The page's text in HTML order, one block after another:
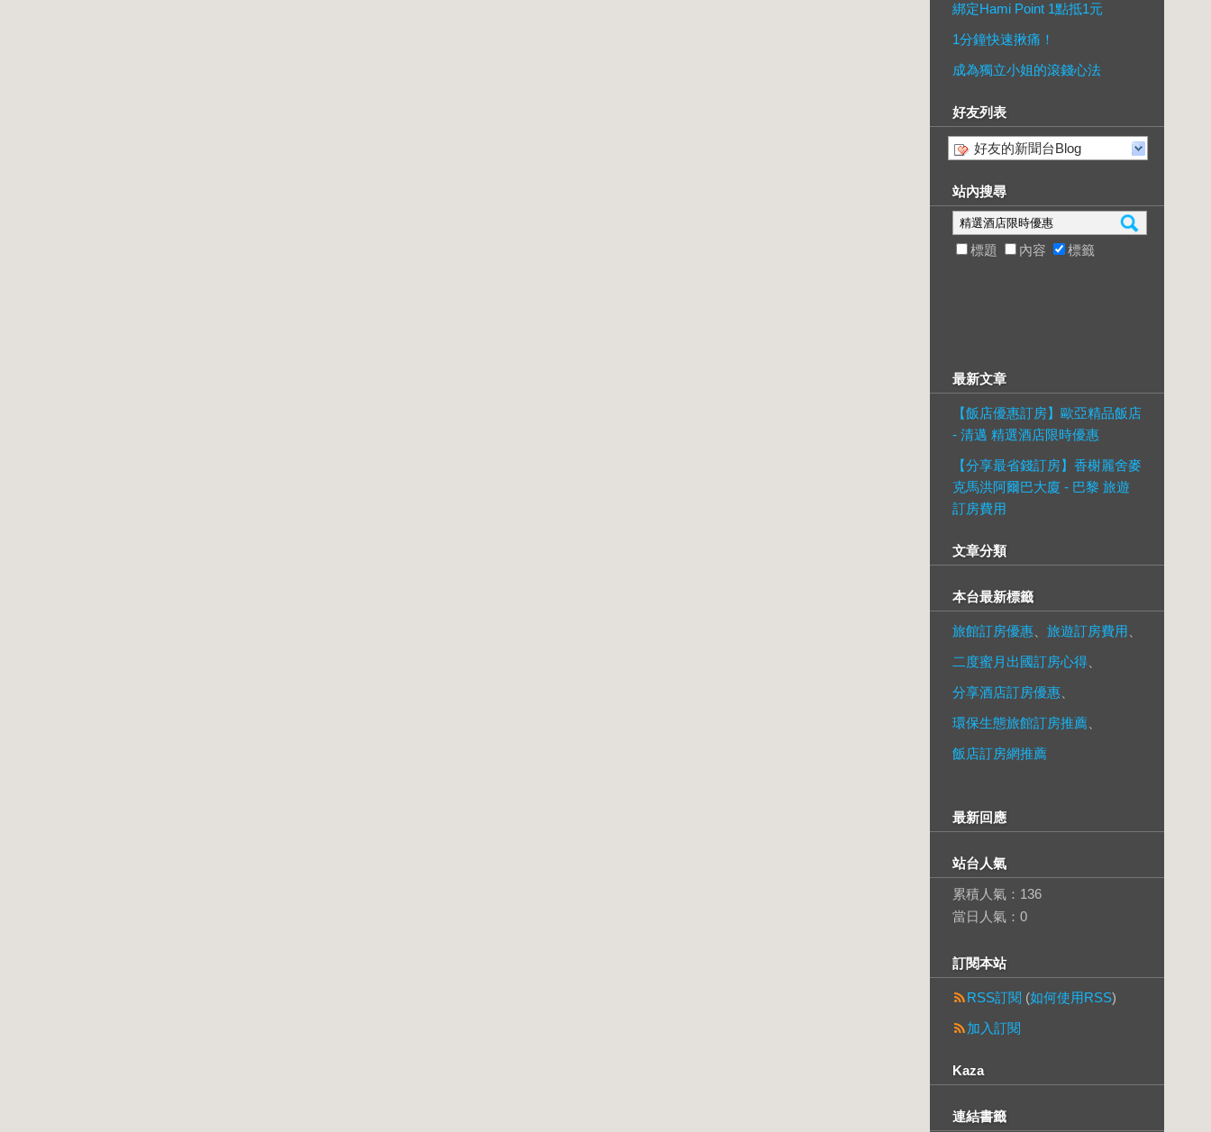
綁定Hami Point 1點抵1元
1分鐘快速揪痛！
成為獨立小姐的滾錢心法
好友列表
好友的新聞台Blog
站內搜尋
標題 內容 標籤
最新文章
【飯店優惠訂房】歐亞精品飯店
- 清邁 精選酒店限時優惠
【分享最省錢訂房】香榭麗舍麥
克馬洪阿爾巴大廈 - 巴黎 旅遊
訂房費用
文章分類
本台最新標籤
旅館訂房優惠 旅遊訂房費用
二度蜜月出國訂房心得
分享酒店訂房優惠
環保生態旅館訂房推薦
飯店訂房網推薦
最新回應
站台人氣
累積人氣： 136
當日人氣： 0
訂閱本站
RSS訂閱 (如何使用RSS)
加入訂閱
Kaza
連結書籤